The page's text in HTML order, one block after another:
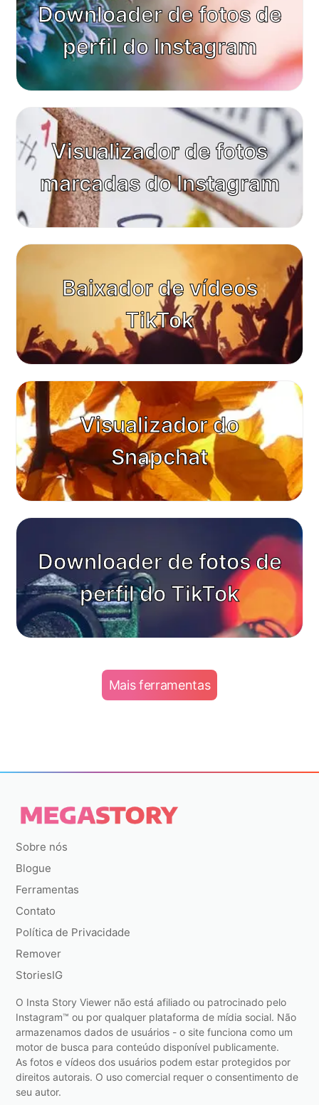
Downloader de fotos de
perfil do Instagram
Visualizador de fotos
marcadas do Instagram
Baixador de vídeos
TikTok
Visualizador do
Snapchat
Downloader de fotos de
perfil do TikTok
Mais ferramentas
Sobre nós
Blogue
Ferramentas
Contato
Política de Privacidade
Remover
StoriesIG
O Insta Story Viewer não está afiliado ou patrocinado pelo
Instagram™ ou por qualquer plataforma de mídia social. Não
armazenamos dados de usuários - o site funciona como um
motor de busca para conteúdo disponível publicamente.
As fotos e vídeos dos usuários podem estar protegidos por
direitos autorais. O uso comercial requer o consentimento de
seu autor.